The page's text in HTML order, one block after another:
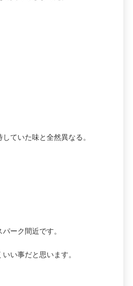
ていた味と全然異なる。
ーク間近です。
い事だと思います。